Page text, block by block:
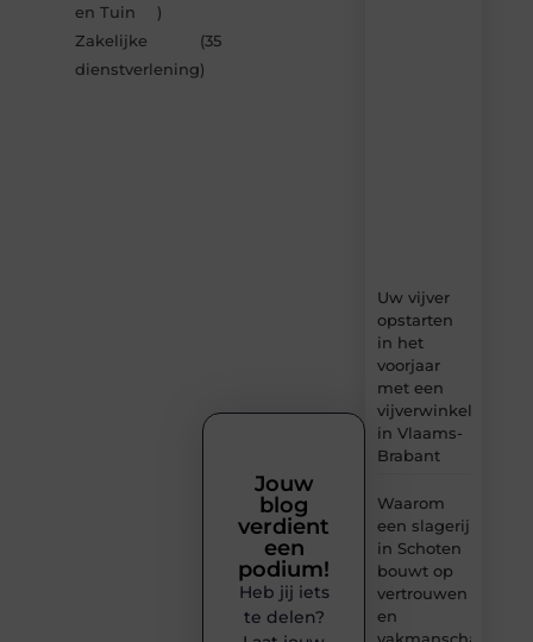
en Tuin
)
Zakelijke
dienstverlening
(35
)
Uw vijver
opstarten
in het
voorjaar
met een
vijverwinkel
in Vlaams-
Brabant
Waarom
een slagerij
in Schoten
bouwt op
vertrouwen
en
Jouw
blog
verdient
een
podium!
Heb jij iets
te delen?